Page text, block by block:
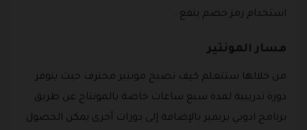
استخدام رمز خصم ينفع .
مسار المونتير
من خلالها ستتعلم كيف تصبح مونتير محترف حيث يتوفر
دورة تدريبية لمدة سبع ساعات خاصة بالمونتاج عن طريق
برنامج ادوبي بريمير بالإضافة إلى دورات أخرى يمكن الحصول